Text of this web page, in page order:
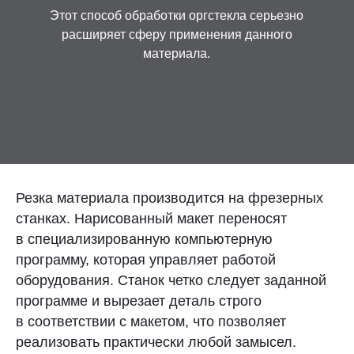
Оплата и доставка
Гарантия
УФА
8 (800) 333-72-11
sale@plastikam.ru
Этот способ обработки оргстекла серьезно
расширяет сферу применения данного
материала.
Резка материала производится на фрезерных
станках. Нарисованный макет переносят
в специализированную компьютерную
программу, которая управляет работой
оборудования. Станок четко следует заданной
программе и вырезает деталь строго
в соответствии с макетом, что позволяет
реализовать практически любой замысел.